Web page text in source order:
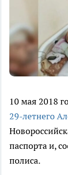
10 мая 2018
29-летнего
паспорта и,
полиса.